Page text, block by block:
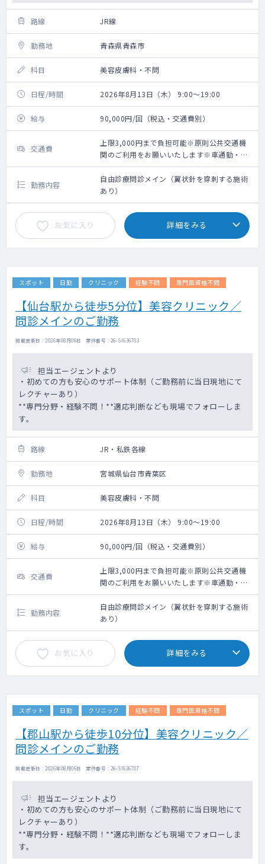
路線 JR線
勤務地 青森県青森市
科目 美容皮膚科・不問
日程/時間 2026年8月13日（木） 9:00～19:00
給与 90,000円/回（税込・交通費別）
交通費
上限3,000円まで負担可能※原則公共交通機
関のご利用をお願いいたします※車通勤・タ
クシー利用要相談
勤務内容
自由診療問診メイン（翼状針を穿刺する施術
あり）
お気に入り 詳細をみる
スポット 日勤 クリニック 経験不問 専門医資格不問
【仙台駅から徒歩5分位】美容クリニック／
問診メインのご勤務
掲載更新日 : 2026年08月06日 案件番号 : 26-SI636703
担当エージェントより
・初めての方も安心のサポート体制（ご勤務前に当日現地にて
レクチャーあり）
**専門分野・経験不問！**適応判断なども現場でフォローしま
す。
路線 JR・私鉄各線
勤務地 宮城県仙台市青葉区
科目 美容皮膚科・不問
日程/時間 2026年8月13日（木） 9:00～19:00
給与 90,000円/回（税込・交通費別）
交通費
上限3,000円まで負担可能※原則公共交通機
関のご利用をお願いいたします※車通勤・タ
クシー利用要相談
勤務内容
自由診療問診メイン（翼状針を穿刺する施術
あり）
お気に入り 詳細をみる
スポット 日勤 クリニック 経験不問 専門医資格不問
【郡山駅から徒歩10分位】美容クリニック／
問診メインのご勤務
掲載更新日 : 2026年08月06日 案件番号 : 26-SI636707
担当エージェントより
・初めての方も安心のサポート体制（ご勤務前に当日現地にて
レクチャーあり）
**専門分野・経験不問！**適応判断なども現場でフォローしま
す。